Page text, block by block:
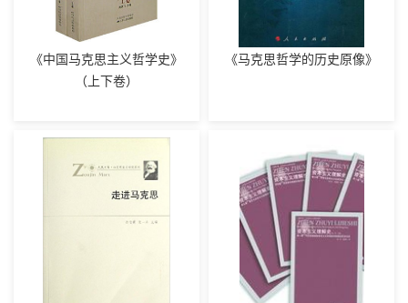
《中国马克思主义哲学史》
（上下卷）
《马克思哲学的历史原像》